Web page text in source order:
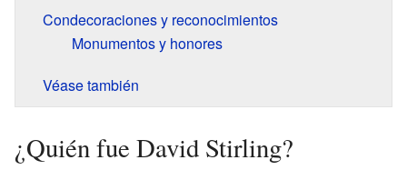
Condecoraciones y reconocimientos
Monumentos y honores
Véase también
¿Quién fue David Stirling?